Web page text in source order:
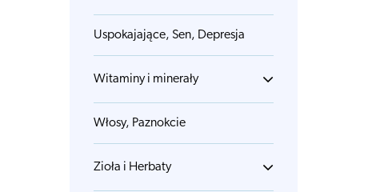
Uspokajające, Sen, Depresja
Witaminy i minerały
Włosy, Paznokcie
Zioła i Herbaty